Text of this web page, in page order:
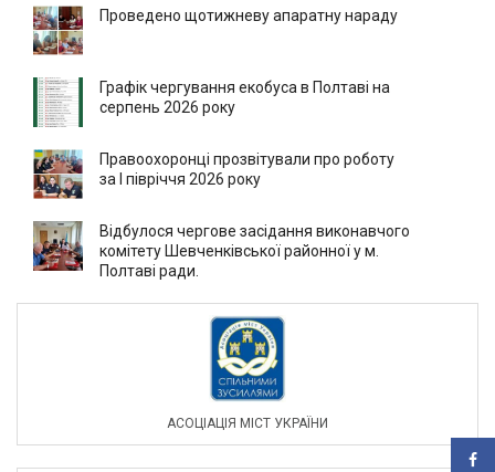
Проведено щотижневу апаратну нараду
Графік чергування екобуса в Полтаві на
серпень 2026 року
Правоохоронці прозвітували про роботу
за І півріччя 2026 року
Відбулося чергове засідання виконавчого
комітету Шевченківської районної у м.
Полтаві ради.
АСОЦIАЦIЯ МIСТ УКРАЇНИ